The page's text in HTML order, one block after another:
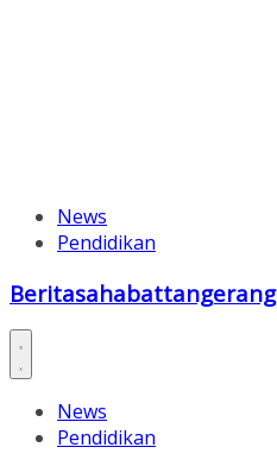
News
Pendidikan
Beritasahabattangerang
News
Pendidikan